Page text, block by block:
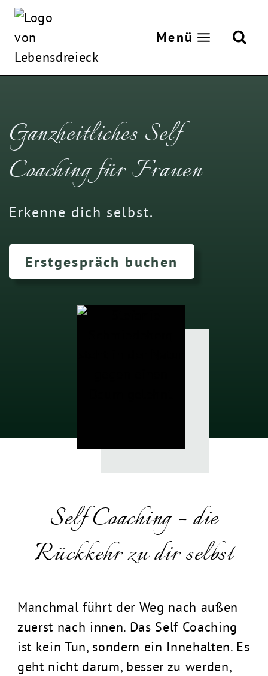
Zum
springen
Menü
Ganzheitliches Self
Coaching für Frauen
Erkenne dich selbst.
Erstgespräch buchen
Self Coaching – die
Rückkehr zu dir selbst
Manchmal führt der Weg nach außen
zuerst nach innen. Das Self Coaching
ist kein Tun, sondern ein Innehalten. Es
geht nicht darum, besser zu werden,